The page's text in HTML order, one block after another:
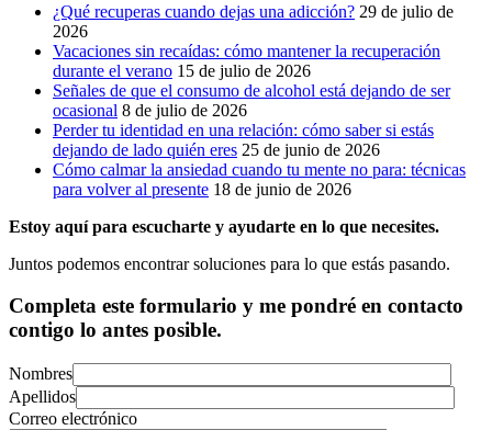
¿Qué recuperas cuando dejas una adicción? 29 de julio de
2026
Vacaciones sin recaídas: cómo mantener la recuperación
durante el verano 15 de julio de 2026
Señales de que el consumo de alcohol está dejando de ser
ocasional 8 de julio de 2026
Perder tu identidad en una relación: cómo saber si estás
dejando de lado quién eres 25 de junio de 2026
Cómo calmar la ansiedad cuando tu mente no para: técnicas
para volver al presente 18 de junio de 2026
Estoy aquí para escucharte y ayudarte en lo que necesites.
Juntos podemos encontrar soluciones para lo que estás pasando.
Completa este formulario y me pondré en contacto
contigo lo antes posible.
Nombres
Apellidos
Correo electrónico